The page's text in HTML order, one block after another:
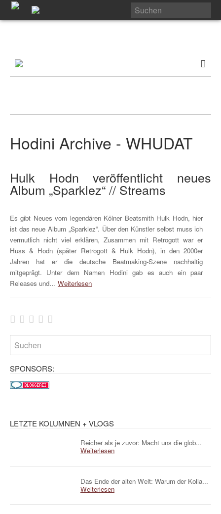
Hodini Archive - WHUDAT
Hulk Hodn veröffentlicht neues
Album „Sparklez“ // Streams
Es gibt Neues vom legendären Kölner Beatsmith Hulk Hodn, hier
ist das neue Album „Sparklez“. Über den Künstler selbst muss ich
vermutlich nicht viel erklären, Zusammen mit Retrogott war er
Huss & Hodn (später Retrogott & Hulk Hodn), in den 2000er
Jahren hat er die deutsche Beatmaking-Szene nachhaltig
mitgeprägt. Unter dem Namen Hodini gab es auch ein paar
Releases und… Weiterlesen
SPONSORS:
LETZTE KOLUMNEN + VLOGS
Reicher als je zuvor: Macht uns die glob...
Weiterlesen
Das Ende der alten Welt: Warum der Kolla...
Weiterlesen